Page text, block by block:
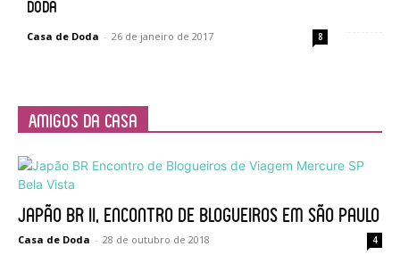
Doda
Casa de Doda - 26 de janeiro de 2017 8
Amigos da Casa
Japão BR II, encontro de blogueiros em São Paulo
Casa de Doda - 28 de outubro de 2018 4